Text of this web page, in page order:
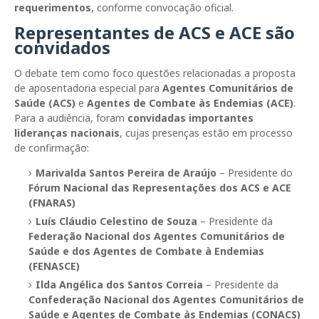
requerimentos, conforme convocação oficial.
Representantes de ACS e ACE são
convidados
O debate tem como foco questões relacionadas a proposta
de aposentadoria especial para Agentes Comunitários de
Saúde (ACS) e Agentes de Combate às Endemias (ACE).
Para a audiência, foram convidadas importantes
lideranças nacionais, cujas presenças estão em processo
de confirmação:
Marivalda Santos Pereira de Araújo – Presidente do
Fórum Nacional das Representações dos ACS e ACE
(FNARAS)
Luís Cláudio Celestino de Souza – Presidente da
Federação Nacional dos Agentes Comunitários de
Saúde e dos Agentes de Combate à Endemias
(FENASCE)
Ilda Angélica dos Santos Correia – Presidente da
Confederação Nacional dos Agentes Comunitários de
Saúde e Agentes de Combate às Endemias (CONACS)